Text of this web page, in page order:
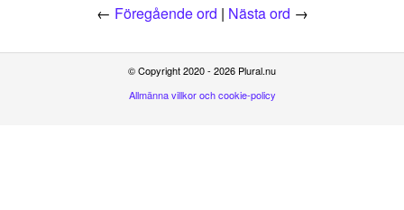
← Föregående ord | Nästa ord →
© Copyright 2020 - 2026 Plural.nu
Allmänna villkor och cookie-policy